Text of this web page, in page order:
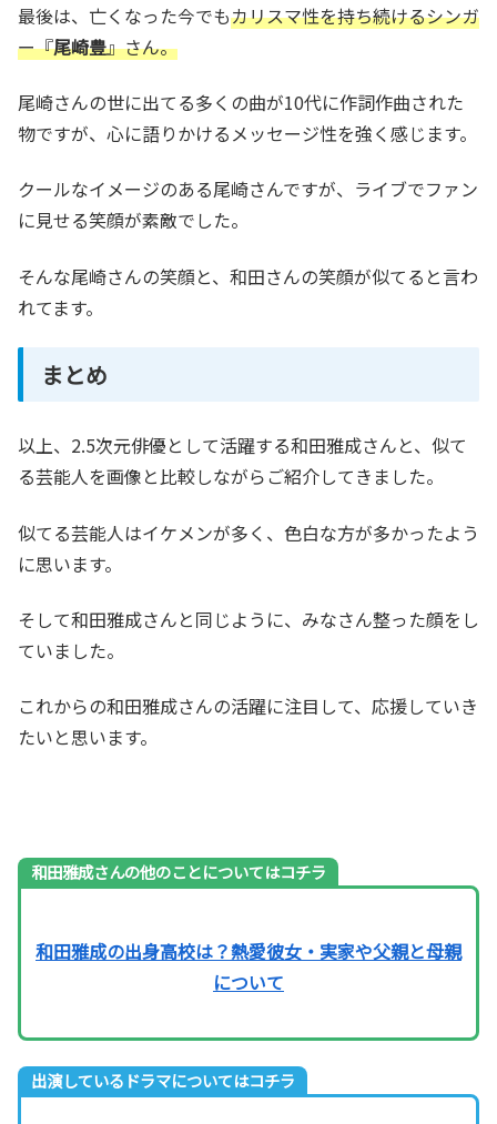
最後は、亡くなった今でもカリスマ性を持ち続けるシンガ
ー『尾崎豊』さん。
尾崎さんの世に出てる多くの曲が10代に作詞作曲された
物ですが、心に語りかけるメッセージ性を強く感じます。
クールなイメージのある尾崎さんですが、ライブでファン
に見せる笑顔が素敵でした。
そんな尾崎さんの笑顔と、和田さんの笑顔が似てると言わ
れてます。
まとめ
以上、2.5次元俳優として活躍する和田雅成さんと、似て
る芸能人を画像と比較しながらご紹介してきました。
似てる芸能人はイケメンが多く、色白な方が多かったよう
に思います。
そして和田雅成さんと同じように、みなさん整った顔をし
ていました。
これからの和田雅成さんの活躍に注目して、応援していき
たいと思います。
和田雅成さんの他のことについてはコチラ
和田雅成の出身高校は？熱愛彼女・実家や父親と母親
について
出演しているドラマについてはコチラ